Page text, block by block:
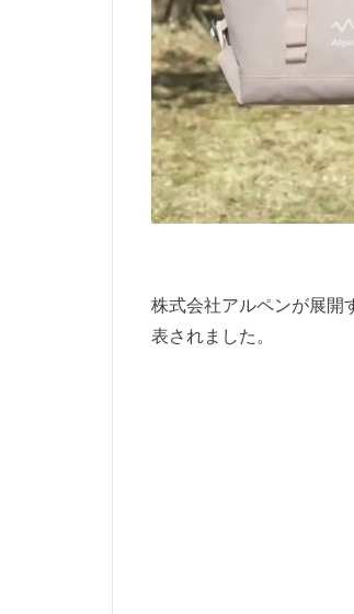
株式会社アルペンが展開
表されました。